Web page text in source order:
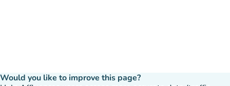
Would you like to improve this page?